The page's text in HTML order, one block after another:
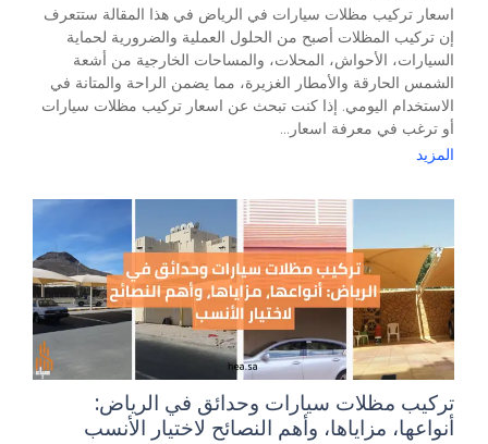
اسعار تركيب مظلات سيارات في الرياض في هذا المقالة ستتعرف
إن تركيب المظلات أصبح من الحلول العملية والضرورية لحماية
السيارات، الأحواش، المحلات، والمساحات الخارجية من أشعة
الشمس الحارقة والأمطار الغزيرة، مما يضمن الراحة والمتانة في
الاستخدام اليومي. إذا كنت تبحث عن اسعار تركيب مظلات سيارات
أو ترغب في معرفة اسعار...
المزيد
تركيب مظلات سيارات وحدائق في الرياض:
أنواعها، مزاياها، وأهم النصائح لاختيار الأنسب